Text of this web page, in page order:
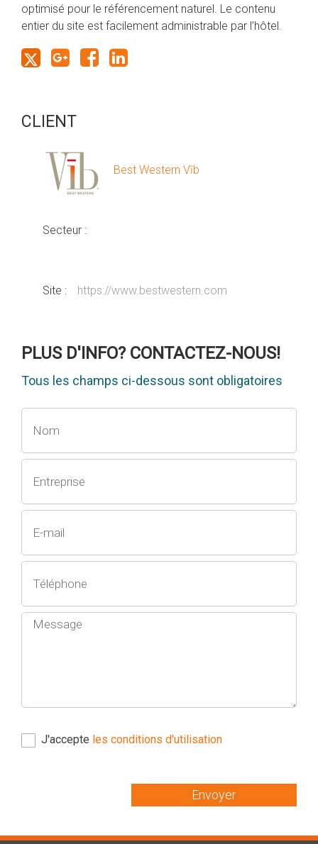
optimisé pour le référencement naturel. Le contenu
entier du site est facilement administrable par l’hôtel.
CLIENT
Best Western Vīb
Secteur :
Site : https://www.bestwestern.com
PLUS D'INFO? CONTACTEZ-NOUS!
Tous les champs ci-dessous sont obligatoires
J'accepte les conditions d'utilisation
Envoyer